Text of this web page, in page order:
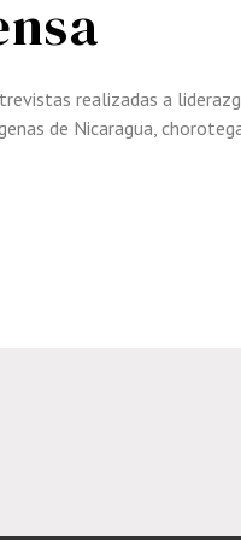
realizadas a lide
de Nicaragua, choro